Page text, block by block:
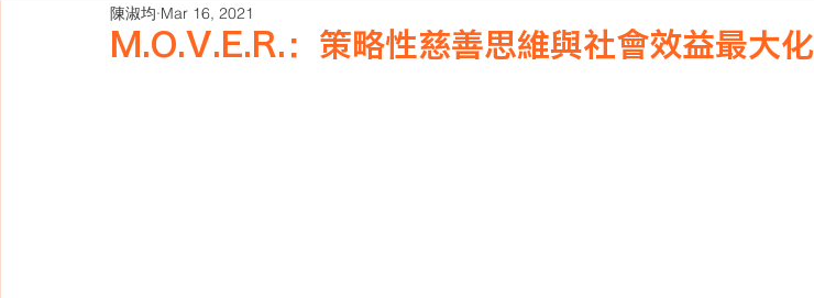
M.O.V.E.R.：策略性慈善思維與社會效益最大化
陳淑均 Mar 16, 2021